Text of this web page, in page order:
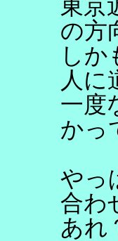
東京
の方
しか
人に
一度
かっ
やっ
合わ
あれ